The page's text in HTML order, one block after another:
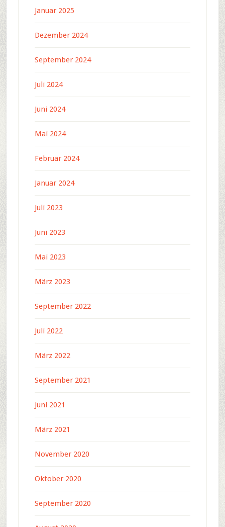
Januar 2025
Dezember 2024
September 2024
Juli 2024
Juni 2024
Mai 2024
Februar 2024
Januar 2024
Juli 2023
Juni 2023
Mai 2023
März 2023
September 2022
Juli 2022
März 2022
September 2021
Juni 2021
März 2021
November 2020
Oktober 2020
September 2020